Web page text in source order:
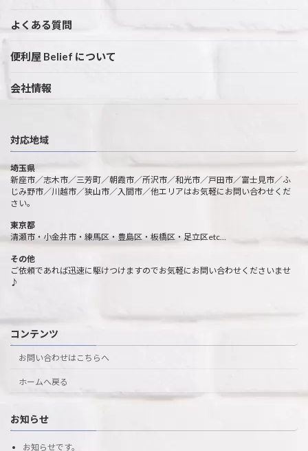
よくある質問
便利屋 Belief について
会社情報
対応地域
埼玉県
新座市／志木市／三芳町／朝霞市／所沢市／和光市／戸田市／富士見市／ふ
じみ野市／川越市／狭山市／入間市／他エリアはお気軽にお問い合わせくだ
さい。
東京都
清瀬市・小金井市・練馬区・豊島区・板橋区・足立区etc…
その他
ご依頼であれば迅速に駆けつけますのでお気軽にお問い合わせくださいませ
♪
コンテンツ
お問い合わせはこちらへ
ホームへ戻る
お知らせ
お知らせです。